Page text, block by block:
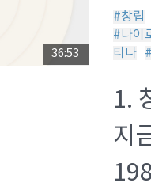
36:53
#창립
#나이
티나
1.
지